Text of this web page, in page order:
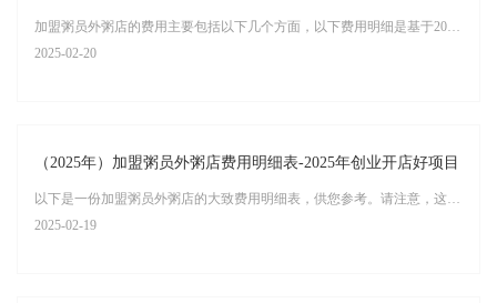
加盟粥员外粥店的费用主要包括以下几个方面，以下费用明细是基于2024年的数据进行的估算，2025年的具体费用可能会有所变动，但可以作为参考：
2025-02-20
（2025年）加盟粥员外粥店费用明细表-2025年创业开店好项目
以下是一份加盟粥员外粥店的大致费用明细表，供您参考。请注意，这些费用可能会因地区、店铺规模、装修标准等因素而有所不同，具体费用还需根据实际情况进行详细核算。
2025-02-19